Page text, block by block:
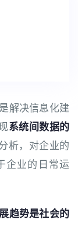
解决信息化建
系统间数据的
析，对企业的
企业的日常运
趋势是社会的